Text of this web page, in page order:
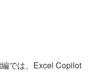
では、Excel Copilot